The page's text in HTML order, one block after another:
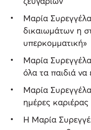
Μαρία
δικαιωμάτων η
υπερκομματική»
Μαρία
όλα τα παιδιά να
Μαρία
ημέρες καριέρας
Η Μαρία